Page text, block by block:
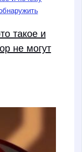
такое и
не могут